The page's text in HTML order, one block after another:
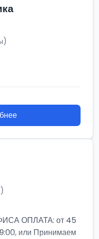
ОПЛАТА: от 45
или Принимаем